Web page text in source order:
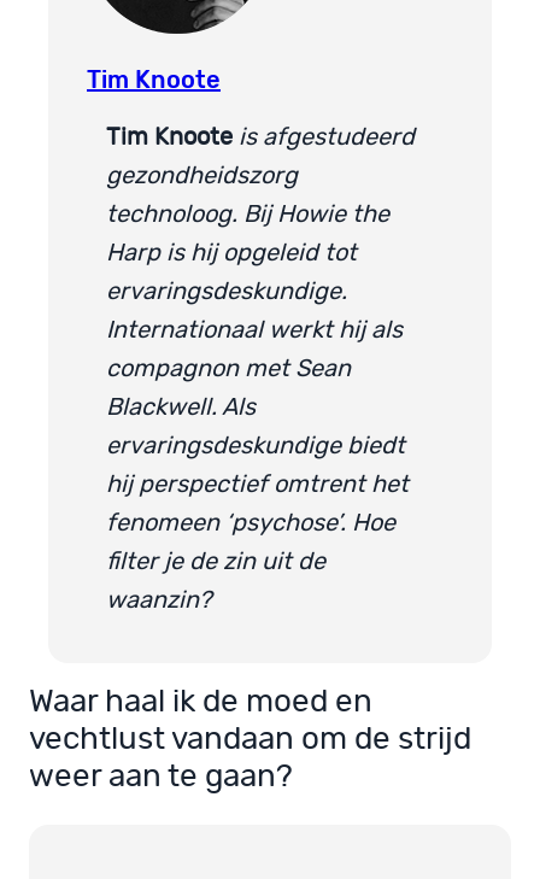
Tim Knoote
Tim Knoote is afgestudeerd
gezondheidszorg
technoloog. Bij Howie the
Harp is hij opgeleid tot
ervaringsdeskundige.
Internationaal werkt hij als
compagnon met Sean
Blackwell. Als
ervaringsdeskundige biedt
hij perspectief omtrent het
fenomeen ‘psychose’. Hoe
filter je de zin uit de
waanzin?
Waar haal ik de moed en
vechtlust vandaan om de strijd
weer aan te gaan?